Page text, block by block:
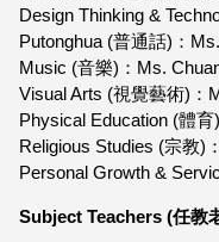
Design Thinking &
Putonghua (普通話)：
Music (音樂)：Ms.
Visual Arts (視覺藝術)：
Physical Education (體
Religious Studies (宗教)
Personal Growth &
Subject Teachers (任教